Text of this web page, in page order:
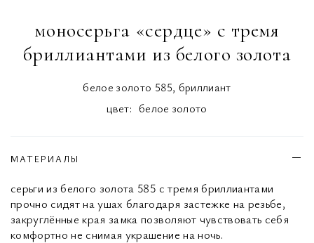
моносерьга «сердце» с тремя
бриллиантами из белого золота
белое золото 585, бриллиант
цвет: белое золото
МАТЕРИАЛЫ
серьги из белого золота 585 с тремя бриллиантами
прочно сидят на ушах благодаря застежке на резьбе,
закруглённые края замка позволяют чувствовать себя
комфортно не снимая украшение на ночь.